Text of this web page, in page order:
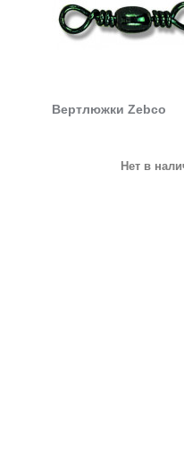
Вертлюжки Zebco
Нет в